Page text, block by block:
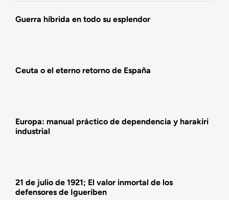
Guerra híbrida en todo su esplendor
Ceuta o el eterno retorno de España
Europa: manual práctico de dependencia y harakiri
industrial
21 de julio de 1921; El valor inmortal de los
defensores de Igueriben